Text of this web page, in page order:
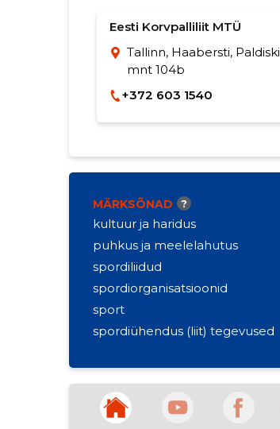
Eesti Korvpalliliit MTÜ
Tallinn, Haabersti, Paldiski
mnt 104b
+372 603 1540
MÄRKSÕNAD ?
kultuur ja haridus
puhkus ja meelelahutus
spordiliidud
spordiorganisatsioonid
sport
spordiühendus (liit) tegevused